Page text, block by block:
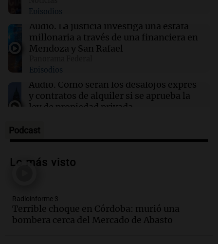
12:33 Clima
Clima en Salta: cómo seguirá el tiempo este
viernes 7 de agosto
Los Tekis presentaron "Cordillera y Mar" y
llenaron de carnaval el estudio de Cadena 3
Episodios
Audio. La justicia investiga una estafa
millonaria a través de una financiera en
Mendoza y San Rafael
Episodios
Audio. Cómo serán los desalojos exprés
y contratos de alquiler si se aprueba la
ley de propiedad privada
Episodios
Audio.Se inaugura la décimo primera
diversas atracciones para todos
Audio.
interina de Villa Santa Cruz del Lago
tras ser destituida
Podcast
Lo más visto
Radioinforme 3
Terrible choque en Córdoba: murió una
bombera cerca del Mercado de Abasto